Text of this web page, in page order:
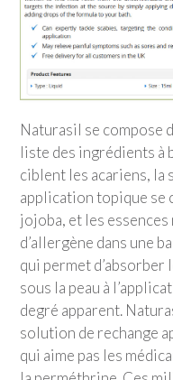
Naturasil se compose
liste des ingrédients à
ciblent les acariens, la
application topique se
jojoba, et les
d’allergène dans une
qui permet d’absorber
sous la peau à
degré apparent.
solution de rechange
qui aime pas les